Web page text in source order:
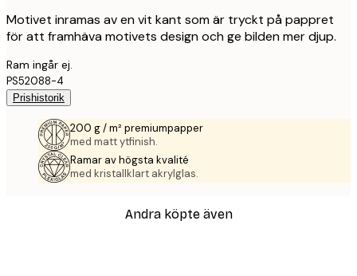
Motivet inramas av en vit kant som är tryckt på pappret
för att framhäva motivets design och ge bilden mer djup.
Ram ingår ej.
PS52088-4
Prishistorik
200 g / m² premiumpapper
med matt ytfinish.
Ramar av högsta kvalité
med kristallklart akrylglas.
Andra köpte även